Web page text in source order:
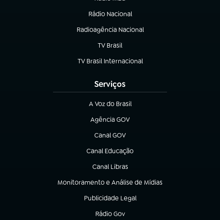
Rádio Nacional
Radioagência Nacional
(abre em nova aba)
TV Brasil
(abre em nova aba)
TV Brasil Internacional
(abre em nova aba)
Serviços
A Voz do Brasil
(abre em nova aba)
Agência GOV
(abre em nova aba)
Canal GOV
(abre em nova aba)
Canal Educação
(abre em nova aba)
Canal Libras
(abre em nova aba)
Monitoramento e Análise de Mídias
(abre em nova aba)
Publicidade Legal
(abre em nova aba)
Rádio Gov
(abre em nova aba)